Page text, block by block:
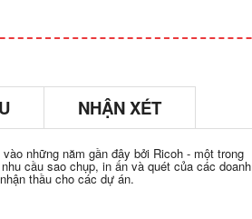
NHẬN XÉT
những năm gần đây bởi Ricoh - một trong
cầu sao chụp, in ấn và quét của các doanh
thầu cho các dự án.